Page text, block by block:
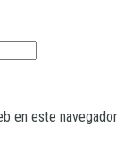
en este navegador